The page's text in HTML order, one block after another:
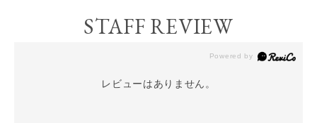
STAFF REVIEW
レビューはありません。